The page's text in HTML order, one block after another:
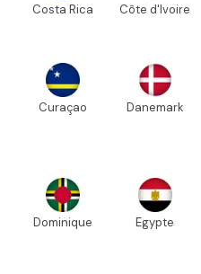
Costa Rica Côte d'Ivoire
Curaçao Danemark
Dominique Egypte